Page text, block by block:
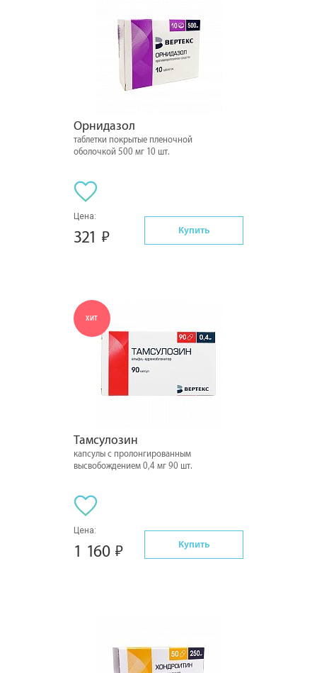
Орнидазол
таблетки покрытые пленочной
оболочкой 500 мг 10 шт.
Цена:
321 Купить
ХИТ
Тамсулозин
капсулы с пролонгированным
высвобождением 0,4 мг 90 шт.
Цена:
1 160 Купить